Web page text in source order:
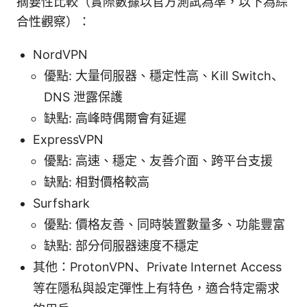
合性觀察）：
NordVPN
優點: 大量伺服器、穩定性高、Kill Switch、
DNS 泄露保護
缺點: 高峰時偶爾會有延遲
ExpressVPN
優點: 高速、穩定、友善介面、跨平台支援
缺點: 相對價格較高
Surfshark
優點: 價格友善、同時裝置數量多、功能豐富
缺點: 部分伺服器速度不穩定
其他：ProtonVPN、Private Internet Access
等在隱私與設定彈性上有特色，適合特定需求